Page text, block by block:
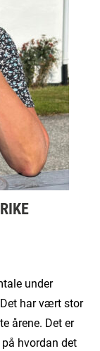
under
har vært stor
årene. Det er
hvordan det